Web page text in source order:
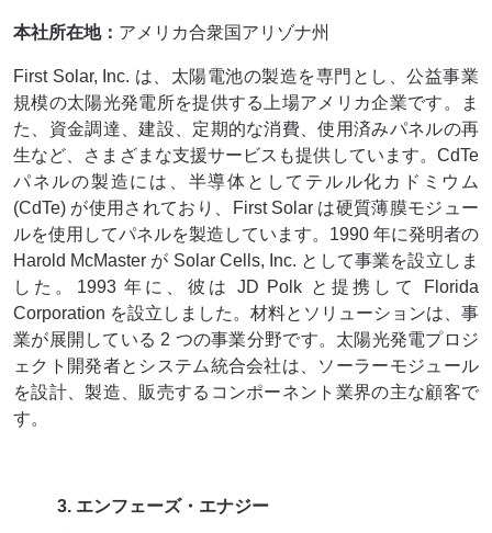
本社所在地： アメリカ合衆国アリゾナ州
First Solar, Inc. は、太陽電池の製造を専門とし、公益事業
規模の太陽光発電所を提供する上場アメリカ企業です。ま
た、資金調達、建設、定期的な消費、使用済みパネルの再
生など、さまざまな支援サービスも提供しています。CdTe
パネルの製造には、半導体としてテルル化カドミウム
(CdTe) が使用されており、First Solar は硬質薄膜モジュー
ルを使用してパネルを製造しています。1990 年に発明者の
Harold McMaster が Solar Cells, Inc. として事業を設立しま
した。1993 年に、彼は JD Polk と提携して Florida
Corporation を設立しました。材料とソリューションは、事
業が展開している 2 つの事業分野です。太陽光発電プロジ
ェクト開発者とシステム統合会社は、ソーラーモジュール
を設計、製造、販売するコンポーネント業界の主な顧客で
す。
3. エンフェーズ・エナジー